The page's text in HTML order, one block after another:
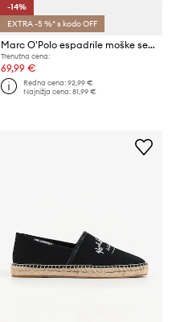
-14%
EXTRA -5 %* s kodo OFF
Marc O'Polo espadrile moške semišaste Jerry 1B
Trenutna cena:
69,99 €
Redna cena:92,99 €
Najnižja cena:81,99 €